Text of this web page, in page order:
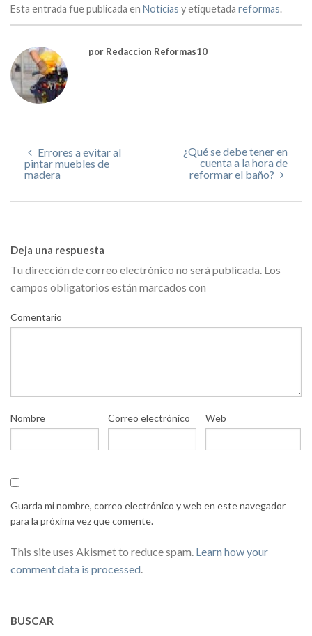
Esta entrada fue publicada en Noticias y etiquetada reformas.
por Redaccion Reformas10
Errores a evitar al
pintar muebles de
madera
¿Qué se debe tener en
cuenta a la hora de
reformar el baño?
Deja una respuesta
Tu dirección de correo electrónico no será publicada. Los
campos obligatorios están marcados con
Comentario
Nombre Correo electrónico Web
Guarda mi nombre, correo electrónico y web en este navegador
para la próxima vez que comente.
This site uses Akismet to reduce spam. Learn how your
comment data is processed.
BUSCAR